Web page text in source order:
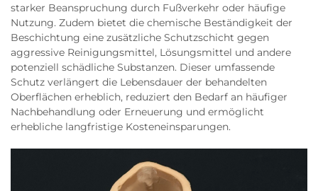
starker Beanspruchung durch Fußverkehr oder häufige
Nutzung. Zudem bietet die chemische Beständigkeit der
Beschichtung eine zusätzliche Schutzschicht gegen
aggressive Reinigungsmittel, Lösungsmittel und andere
potenziell schädliche Substanzen. Dieser umfassende
Schutz verlängert die Lebensdauer der behandelten
Oberflächen erheblich, reduziert den Bedarf an häufiger
Nachbehandlung oder Erneuerung und ermöglicht
erhebliche langfristige Kosteneinsparungen.